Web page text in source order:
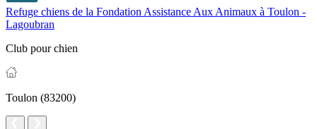
Refuge chiens de la Fondation Assistance Aux Animaux à Toulon -
Lagoubran
Club pour chien
Toulon (83200)